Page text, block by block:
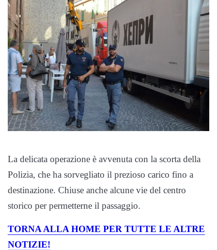
La delicata operazione è avvenuta con la scorta della
Polizia, che ha sorvegliato il prezioso carico fino a
destinazione. Chiuse anche alcune vie del centro
storico per permetterne il passaggio.
TORNA ALLA HOME PER TUTTE LE ALTRE
NOTIZIE!